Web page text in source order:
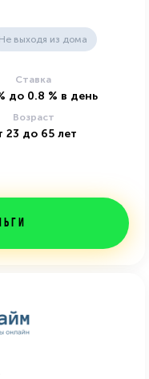
Не выходя из дома
Ставка
до 0.8 % в день
Возраст
23 до 65 лет